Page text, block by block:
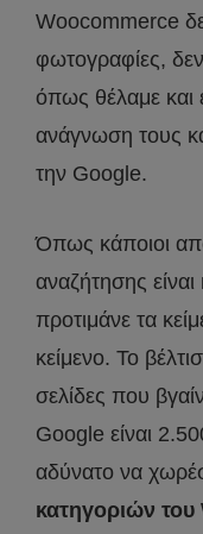
Woocommerce
φωτογραφίες,
όπως θέλαμε και
ανάγνωση τους
την Google.
Όπως κάποιοι
αναζήτησης είναι
προτιμάνε τα
κείμενο. Το
σελίδες που
Google είναι
αδύνατο να
κατηγοριών